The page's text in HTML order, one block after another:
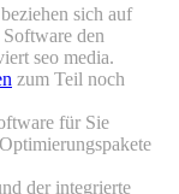
sich auf
den
seo media.
zum Teil noch
für Sie
der integrierte